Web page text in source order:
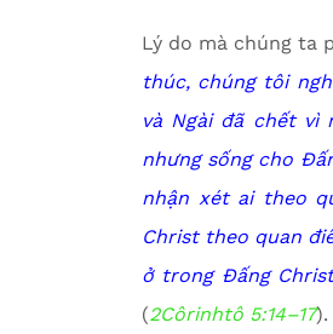
Lý do mà chúng ta
thúc, chúng tôi
và Ngài đã chết vì
nhưng sống cho
nhận xét ai theo
Christ theo quan
ở trong Đấng
(2Côrinhtô 5:14–17).